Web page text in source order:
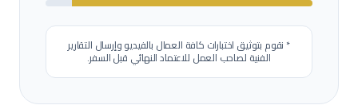
* نقوم بتوثيق اختبارات كافة العمال بالفيديو وإرسال التقارير
الفنية لصاحب العمل للاعتماد النهائي قبل السفر.